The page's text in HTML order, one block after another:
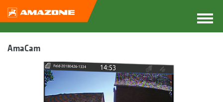
AmaCam